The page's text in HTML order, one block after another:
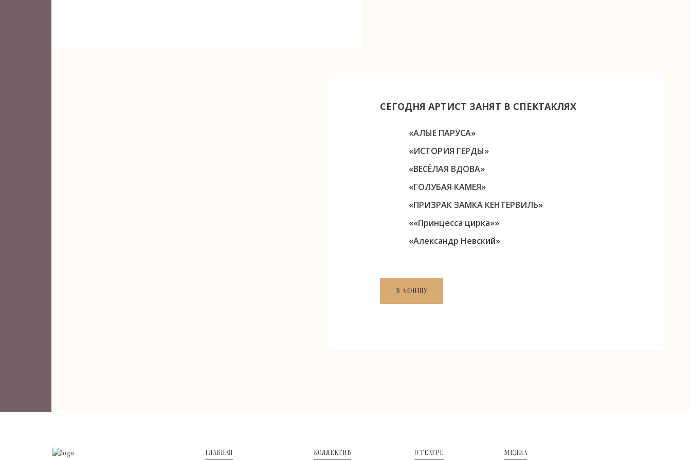
СЕГОДНЯ АРТИСТ ЗАНЯТ В СПЕКТАКЛЯХ
«АЛЫЕ ПАРУСА»
«ИСТОРИЯ ГЕРДЫ»
«ВЕСЁЛАЯ ВДОВА»
«ГОЛУБАЯ КАМЕЯ»
«ПРИЗРАК ЗАМКА КЕНТЕРВИЛЬ»
««Принцесса цирка»»
«Александр Невский»
В АФИШУ
ГЛАВНАЯ КОЛЛЕКТИВ О ТЕАТРЕ МЕДИА